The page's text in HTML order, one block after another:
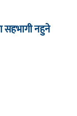
सहभागी नहुने